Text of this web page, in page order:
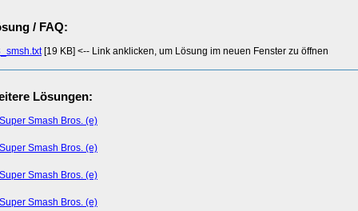
/ FAQ:
[19 KB] <-- Link anklicken, um Lösung im neuen Fenster zu öffnen
Lösungen:
Super Smash Bros. (e)
Super Smash Bros. (e)
Super Smash Bros. (e)
Super Smash Bros. (e)